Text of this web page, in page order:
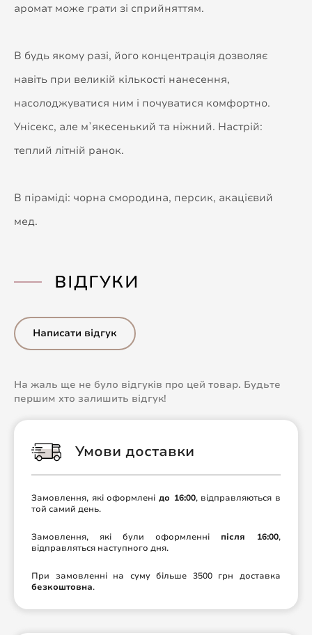
аромат може грати зі сприйняттям.
В будь якому разі, його концентрація дозволяє
навіть при великій кількості нанесення,
насолоджуватися ним і почуватися комфортно.
Унісекс, але мʼякесенький та ніжний. Настрій:
теплий літній ранок.
В піраміді: чорна смородина, персик, акацієвий
мед.
ВІДГУКИ
Написати відгук
На жаль ще не було відгуків про цей товар. Будьте
першим хто залишить відгук!
Умови доставки
Замовлення, які оформлені до 16:00, відправляються в
той самий день.
Замовлення, які були оформленні після 16:00,
відправляться наступного дня.
При замовленні на суму більше 3500 грн доставка
безкоштовна.